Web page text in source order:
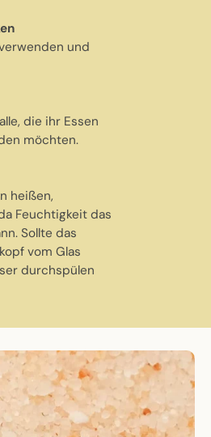
und
die ihr Essen
möchten.
heißen,
Feuchtigkeit das
Sollte das
vom Glas
durchspülen